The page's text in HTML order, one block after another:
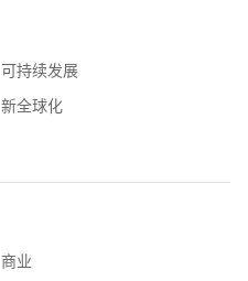
可持续发展
新全球化
商业